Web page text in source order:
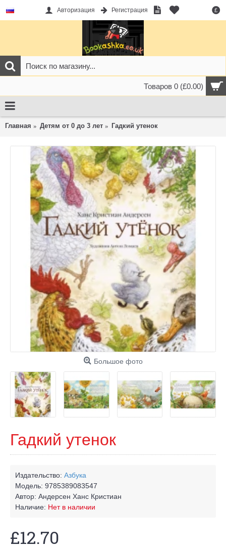
£
Авторизация Регистрация
Товаров 0 (£0.00)
Главная Детям от 0 до 3 лет Гадкий утенок
Большое фото
Гадкий утенок
Издательство: Азбука
Модель: 9785389083547
Автор: Андерсен Ханс Кристиан
Наличие: Нет в наличии
£12.70